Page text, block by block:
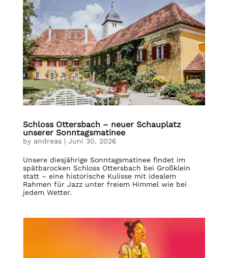
Schloss Ottersbach – neuer Schauplatz
unserer Sonntagsmatinee
by andreas| Juni 30, 2026
Unsere diesjährige Sonntagsmatinee findet im
spätbarocken Schloss Ottersbach bei Großklein
statt – eine historische Kulisse mit idealem
Rahmen für Jazz unter freiem Himmel wie bei
jedem Wetter.